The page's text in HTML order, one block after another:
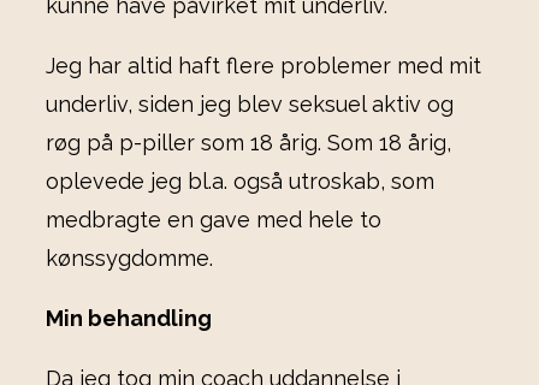
kunne have påvirket mit underliv.
Jeg har altid haft flere problemer med mit
underliv, siden jeg blev seksuel aktiv og
røg på p-piller som 18 årig. Som 18 årig,
oplevede jeg bl.a. også utroskab, som
medbragte en gave med hele to
kønssygdomme.
Min behandling
Da jeg tog min coach uddannelse i